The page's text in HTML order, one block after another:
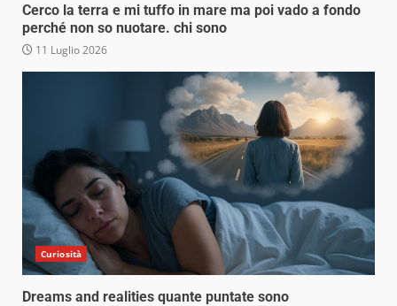
Cerco la terra e mi tuffo in mare ma poi vado a fondo
perché non so nuotare. chi sono
11 Luglio 2026
Curiosità
Dreams and realities quante puntate sono